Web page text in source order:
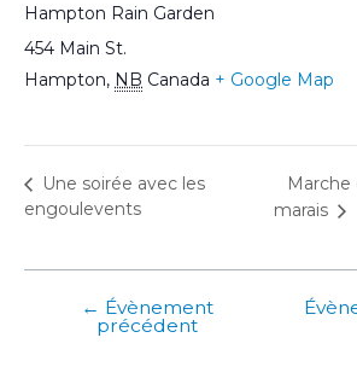
Hampton Rain Garden
454 Main St.
Hampton, NB Canada + Google Map
Une soirée avec les
engoulevents
Marche
marais
navigation
← Évènement
précédent